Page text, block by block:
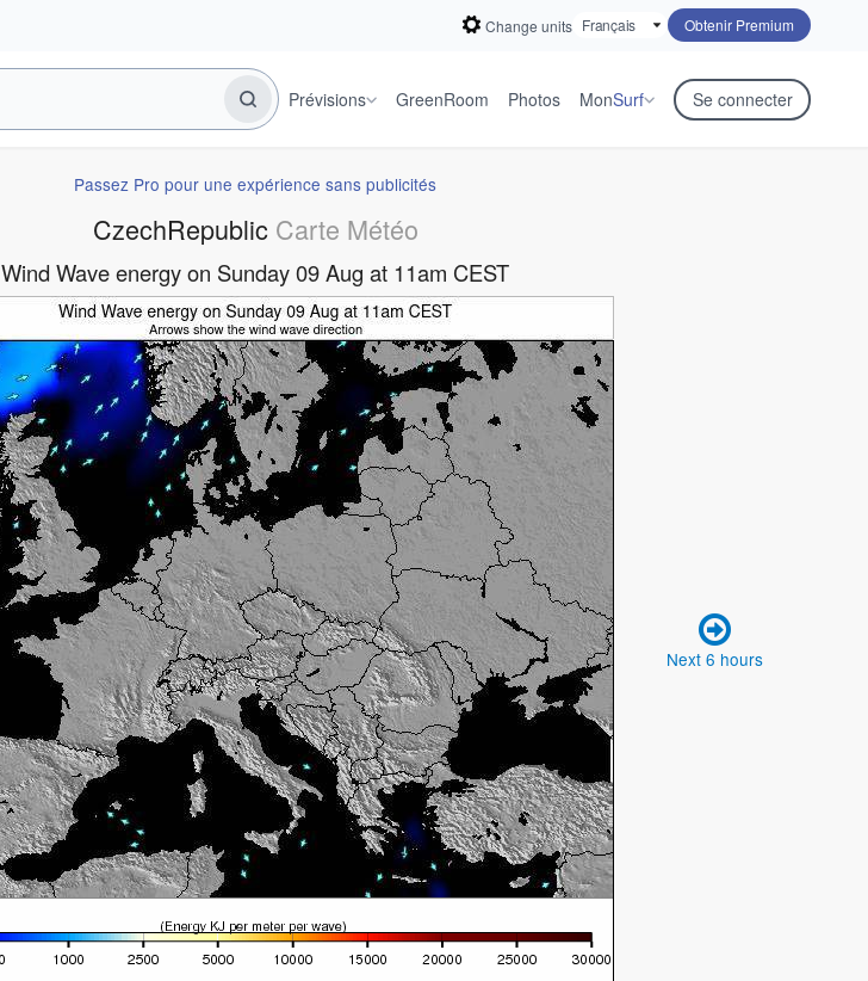
Change units Obtenir Premium
Prévisions GreenRoom Photos MonSurf Se connecter
Passez Pro pour une expérience sans publicités
CzechRepublic Carte Météo
Wind Wave energy on Sunday 09 Aug at 11am CEST
Next 6 hours